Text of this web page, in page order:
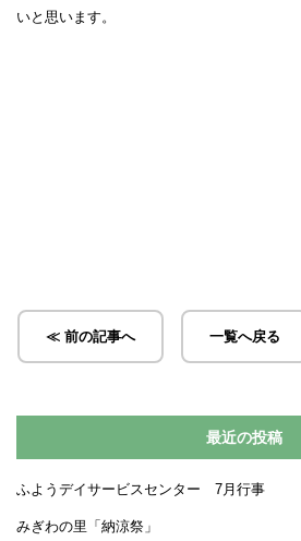
いと思います。
≪ 前の記事へ 一覧へ戻る
最近の投稿
ふようデイサービスセンター 7月行事
みぎわの里「納涼祭」